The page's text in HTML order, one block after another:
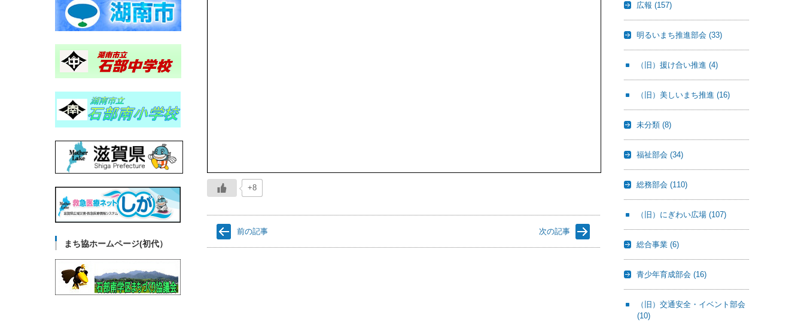
+8
前の記事 次の記事
まち協ホームページ(初代）
広報(157)
明るいまち推進部会(33)
（旧）援け合い推進(4)
（旧）美しいまち推進(16)
未分類(8)
福祉部会(34)
総務部会(110)
（旧）にぎわい広場(107)
総合事業(6)
青少年育成部会(16)
（旧）交通安全・イベント部会
(10)